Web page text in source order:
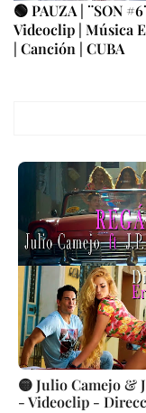
🟢 PAUZA | ¨SON
Videoclip | Música
| Canción | CUBA
🟡 Julio Camejo &
- Videoclip -